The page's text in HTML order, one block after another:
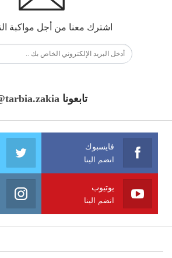
اشترك معنا من أجل مواكبة
تابعونا
فايسبوك
انضم الينا
يوتيوب
انضم الينا